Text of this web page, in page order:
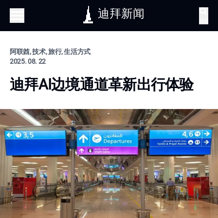
迪拜新闻
阿联酋, 技术, 旅行, 生活方式
2025. 08. 22
迪拜AI边境通道革新出行体验